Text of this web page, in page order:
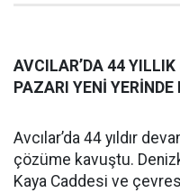
AVCILAR’DA 44
PAZARI YENİ
Avcılar’da 44 yıldır
çözüme kavuştu.
Kaya Caddesi ve